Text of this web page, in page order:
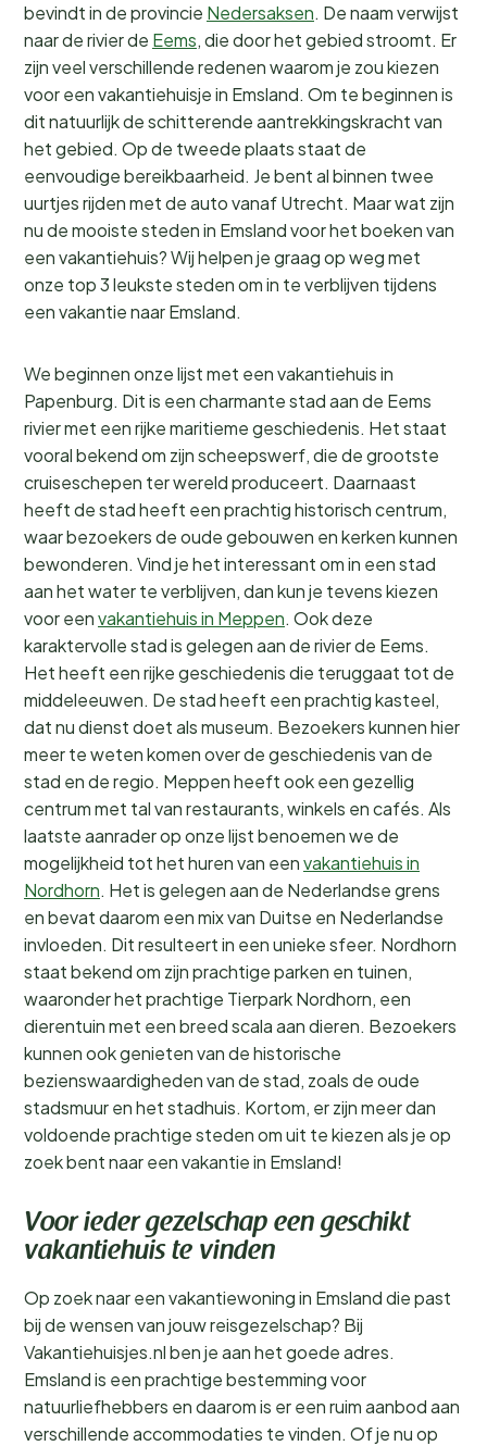
bevindt in de provincie Nedersaksen. De naam verwijst
naar de rivier de Eems, die door het gebied stroomt. Er
zijn veel verschillende redenen waarom je zou kiezen
voor een vakantiehuisje in Emsland. Om te beginnen is
dit natuurlijk de schitterende aantrekkingskracht van
het gebied. Op de tweede plaats staat de
eenvoudige bereikbaarheid. Je bent al binnen twee
uurtjes rijden met de auto vanaf Utrecht. Maar wat zijn
nu de mooiste steden in Emsland voor het boeken van
een vakantiehuis? Wij helpen je graag op weg met
onze top 3 leukste steden om in te verblijven tijdens
een vakantie naar Emsland.
We beginnen onze lijst met een vakantiehuis in
Papenburg. Dit is een charmante stad aan de Eems
rivier met een rijke maritieme geschiedenis. Het staat
vooral bekend om zijn scheepswerf, die de grootste
cruiseschepen ter wereld produceert. Daarnaast
heeft de stad heeft een prachtig historisch centrum,
waar bezoekers de oude gebouwen en kerken kunnen
bewonderen. Vind je het interessant om in een stad
aan het water te verblijven, dan kun je tevens kiezen
voor eenvakantiehuis in Meppen. Ook deze
karaktervolle stad is gelegen aan de rivier de Eems.
Het heeft een rijke geschiedenis die teruggaat tot de
middeleeuwen. De stad heeft een prachtig kasteel,
dat nu dienst doet als museum. Bezoekers kunnen hier
meer te weten komen over de geschiedenis van de
stad en de regio. Meppen heeft ook een gezellig
centrum met tal van restaurants, winkels en cafés. Als
laatste aanrader op onze lijst benoemen we de
mogelijkheid tot het huren van eenvakantiehuis in
Nordhorn. Het is gelegen aan de Nederlandse grens
en bevat daarom een mix van Duitse en Nederlandse
invloeden. Dit resulteert in een unieke sfeer. Nordhorn
staat bekend om zijn prachtige parken en tuinen,
waaronder het prachtige Tierpark Nordhorn, een
dierentuin met een breed scala aan dieren. Bezoekers
kunnen ook genieten van de historische
bezienswaardigheden van de stad, zoals de oude
stadsmuur en het stadhuis. Kortom, er zijn meer dan
voldoende prachtige steden om uit te kiezen als je op
zoek bent naar een vakantie in Emsland!
Voor ieder gezelschap een geschikt
vakantiehuis te vinden
Op zoek naar een vakantiewoning in Emsland die past
bij de wensen van jouw reisgezelschap? Bij
Vakantiehuisjes.nl ben je aan het goede adres.
Emsland is een prachtige bestemming voor
natuurliefhebbers en daarom is er een ruim aanbod aan
verschillende accommodaties te vinden. Of je nu op